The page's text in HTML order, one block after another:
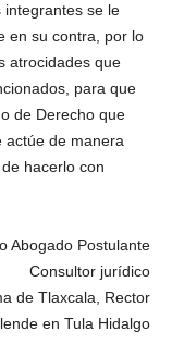
integrantes se le
en su contra, por lo
atrocidades que
para que
de Derecho que
actúe de manera
hacerlo con
Abogado Postulante
Consultor jurídico
de Tlaxcala, Rector
en Tula Hidalgo